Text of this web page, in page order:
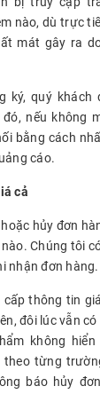
nào, dù trực
mát gây ra
ký, quý khách
nếu không
bằng cách
cáo.
cả
hủy đơn
Chúng tôi
nhận đơn hàng.
thông tin
đôi lúc vẫn
không
từng
báo hủy